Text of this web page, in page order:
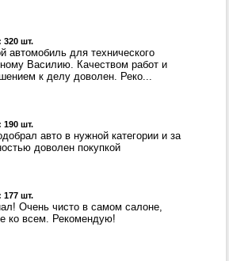
шт.
автомобиль для технического
Василию. Качеством работ и
к делу доволен. Реко...
шт.
авто в нужной категории и за
доволен покупкой
шт.
Очень чисто в самом салоне,
ко всем. Рекомендую!